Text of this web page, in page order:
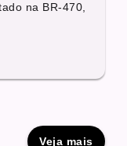
na BR-470,
Veja mais